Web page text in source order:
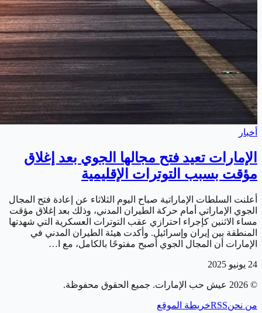
أخبار
الإمارات تعيد فتح مجالها الجوي بعد إغلاق
مؤقت بسبب التوترات الإقليمية
أعلنت السلطات الإماراتية صباح اليوم الثلاثاء عن إعادة فتح المجال
الجوي الإماراتي أمام حركة الطيران المدني، وذلك بعد إغلاق مؤقت
مساء الاثنين كإجراء احترازي عقب التوترات العسكرية التي شهدتها
المنطقة بين إيران وإسرائيل. وأكدت هيئة الطيران المدني في
الإمارات أن المجال الجوي أصبح مفتوحًا بالكامل، مع ا…
24 يونيو 2025
©
2026 عيش حب الإمارات. جميع الحقوق محفوظة.
من نحنRSSخريطة الموقع